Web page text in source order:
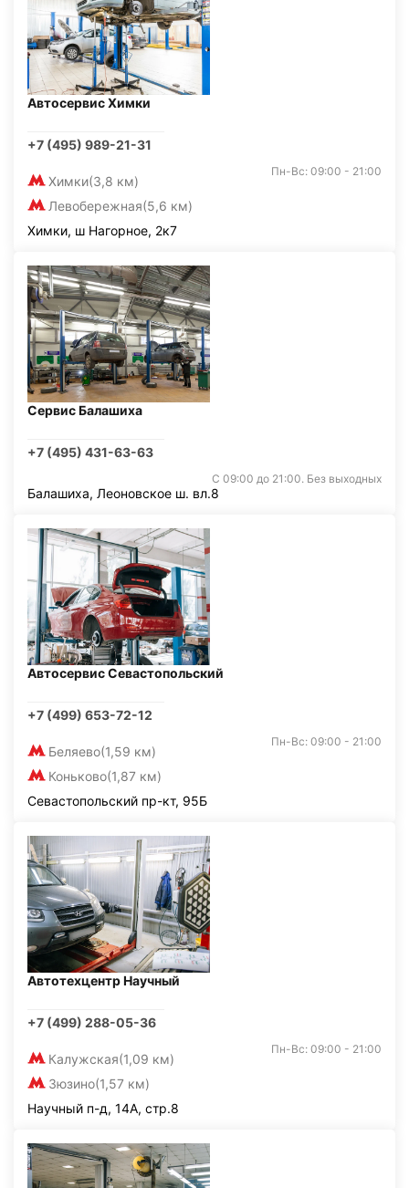
Автосервис Химки
+7 (495) 989-21-31
Химки(3,8 км)
Левобережная(5,6 км)
Пн-Вс: 09:00 - 21:00
Химки, ш Нагорное, 2к7
Сервис Балашиха
+7 (495) 431-63-63
С 09:00 до 21:00. Без выходных
Балашиха, Леоновское ш. вл.8
Автосервис Севастопольский
+7 (499) 653-72-12
Беляево(1,59 км)
Коньково(1,87 км)
Пн-Вс: 09:00 - 21:00
Севастопольский пр-кт, 95Б
Автотехцентр Научный
+7 (499) 288-05-36
Калужская(1,09 км)
Зюзино(1,57 км)
Пн-Вс: 09:00 - 21:00
Научный п-д, 14А, стр.8